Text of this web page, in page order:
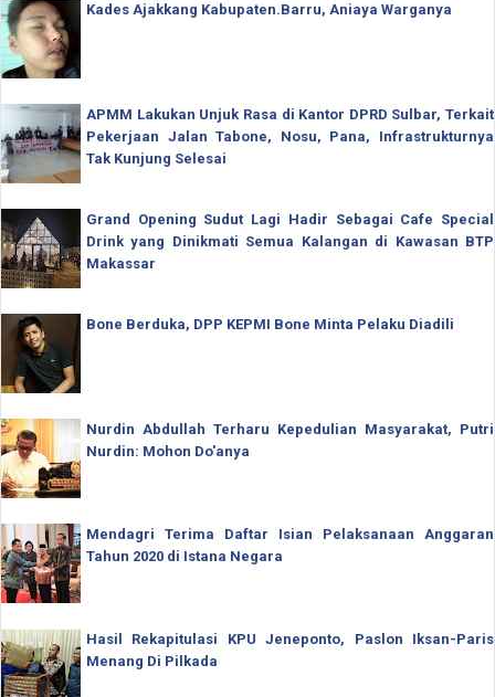
Kades Ajakkang Kabupaten.Barru, Aniaya Warganya
APMM Lakukan Unjuk Rasa di Kantor DPRD Sulbar, Terkait
Pekerjaan Jalan Tabone, Nosu, Pana, Infrastrukturnya
Tak Kunjung Selesai
Grand Opening Sudut Lagi Hadir Sebagai Cafe Special
Drink yang Dinikmati Semua Kalangan di Kawasan BTP
Makassar
Bone Berduka, DPP KEPMI Bone Minta Pelaku Diadili
Nurdin Abdullah Terharu Kepedulian Masyarakat, Putri
Nurdin: Mohon Do'anya
Mendagri Terima Daftar Isian Pelaksanaan Anggaran
Tahun 2020 di Istana Negara
Hasil Rekapitulasi KPU Jeneponto, Paslon Iksan-Paris
Menang Di Pilkada